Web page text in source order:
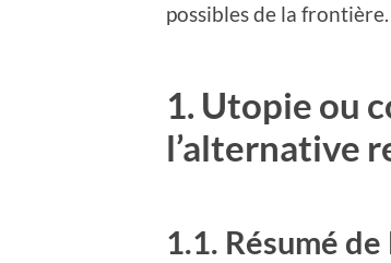
possibles de la frontière.
1. Utopie ou
l’alternative
1.1. Résumé